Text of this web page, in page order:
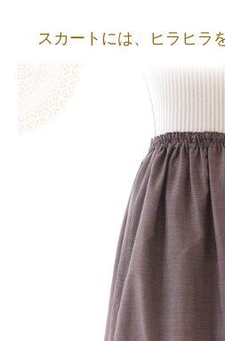
スカートには、ヒラヒラ